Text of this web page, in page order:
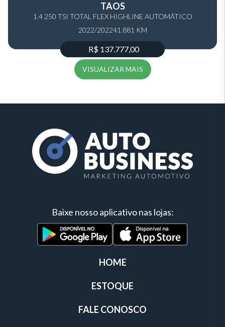
TAOS
1.4 250 TSI TOTAL FLEX HIGHLINE AUTOMÁTICO
2022/202241.881 KM
R$ 137.777,00
VISUALIZAR MAIS
Baixe nosso aplicativo nas lojas:
HOME
ESTOQUE
FALE CONOSCO